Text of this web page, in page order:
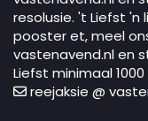
resolusie. 't Liefst
pooster et, meel
vastenavend.nl en
Liefst minimaal 1000
reejaksie @